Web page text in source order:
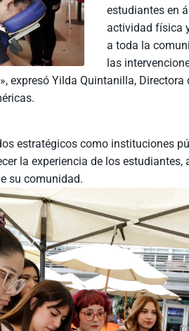
estudiantes en
actividad física
a toda la
las
expresó Yilda Quintanilla,
estratégicos como instituciones
la experiencia de los
su comunidad.